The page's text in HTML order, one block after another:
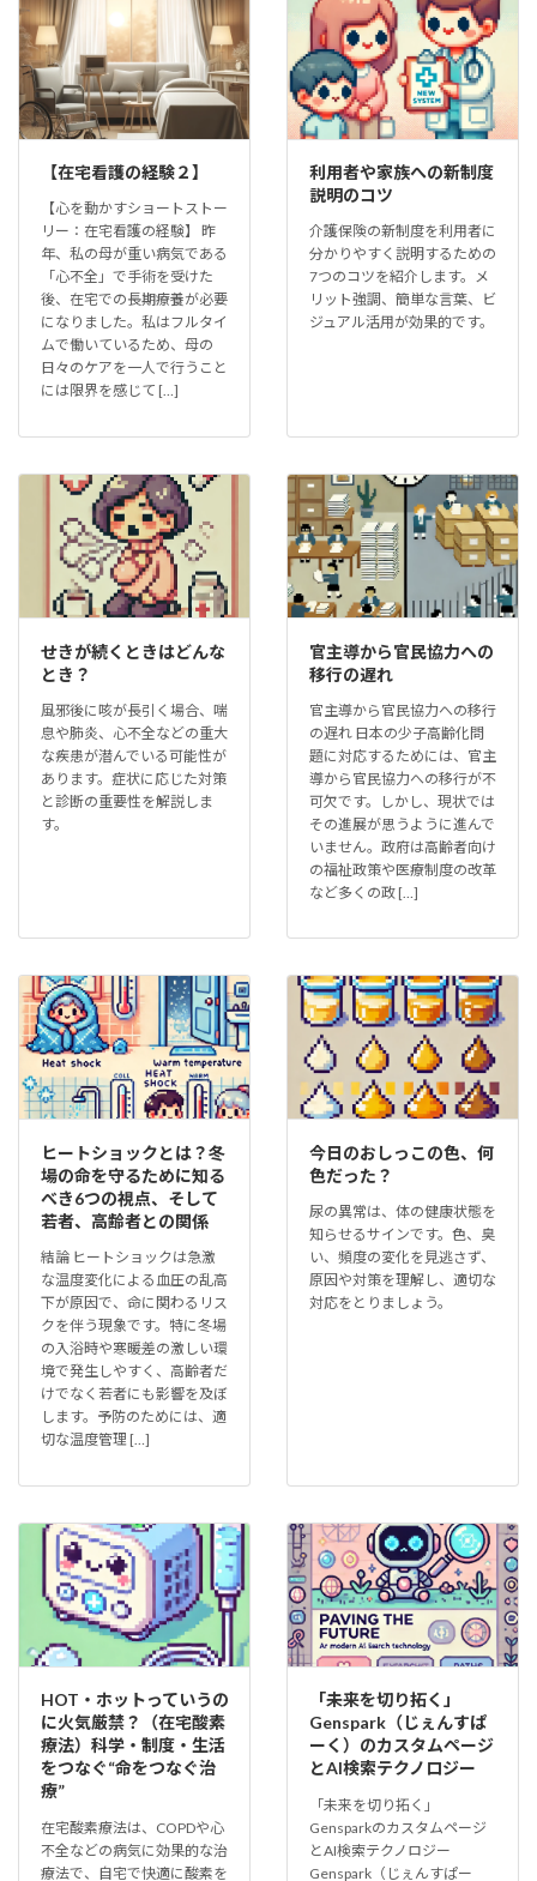
【在宅看護の経験２】
【心を動かすショートストー
リー：在宅看護の経験】 昨
年、私の母が重い病気である
「心不全」で手術を受けた
後、在宅での長期療養が必要
になりました。私はフルタイ
ムで働いているため、母の
日々のケアを一人で行うこと
には限界を感じて […]
利用者や家族への新制度
説明のコツ
介護保険の新制度を利用者に
分かりやすく説明するための
7つのコツを紹介します。メ
リット強調、簡単な言葉、ビ
ジュアル活用が効果的です。
せきが続くときはどんな
とき？
風邪後に咳が長引く場合、喘
息や肺炎、心不全などの重大
な疾患が潜んでいる可能性が
あります。症状に応じた対策
と診断の重要性を解説しま
す。
官主導から官民協力への
移行の遅れ
官主導から官民協力への移行
の遅れ 日本の少子高齢化問
題に対応するためには、官主
導から官民協力への移行が不
可欠です。しかし、現状では
その進展が思うように進んで
いません。政府は高齢者向け
の福祉政策や医療制度の改革
など多くの政 […]
ヒートショックとは？冬
場の命を守るために知る
べき6つの視点、そして
若者、高齢者との関係
結論 ヒートショックは急激
な温度変化による血圧の乱高
下が原因で、命に関わるリス
クを伴う現象です。特に冬場
の入浴時や寒暖差の激しい環
境で発生しやすく、高齢者だ
けでなく若者にも影響を及ぼ
します。予防のためには、適
切な温度管理 […]
今日のおしっこの色、何
色だった？
尿の異常は、体の健康状態を
知らせるサインです。色、臭
い、頻度の変化を見逃さず、
原因や対策を理解し、適切な
対応をとりましょう。
HOT・ホットっていうの
に火気厳禁？（在宅酸素
療法）科学・制度・生活
をつなぐ“命をつなぐ治
療”
在宅酸素療法は、COPDや心
不全などの病気に効果的な治
療法で、自宅で快適に酸素を
「未来を切り拓く」
Genspark（じぇんすぱ
ーく）のカスタムページ
とAI検索テクノロジー
「未来を切り拓く」
Gensparkのカスタムページ
とAI検索テクノロジー
Genspark（じぇんすぱー